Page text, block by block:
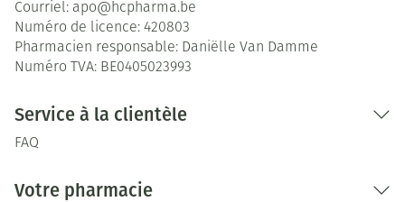
Courriel: apo@hcpharma.be
Numéro de licence: 420803
Pharmacien responsable: Daniëlle Van Damme
Numéro TVA: BE0405023993
Service à la clientèle
FAQ
Votre pharmacie